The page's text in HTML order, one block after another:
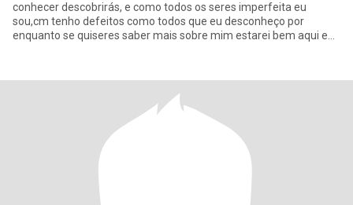
conhecer descobrirás, e como todos os seres imperfeita eu
sou,cm tenho defeitos como todos que eu desconheço por
enquanto se quiseres saber mais sobre mim estarei bem aqui e